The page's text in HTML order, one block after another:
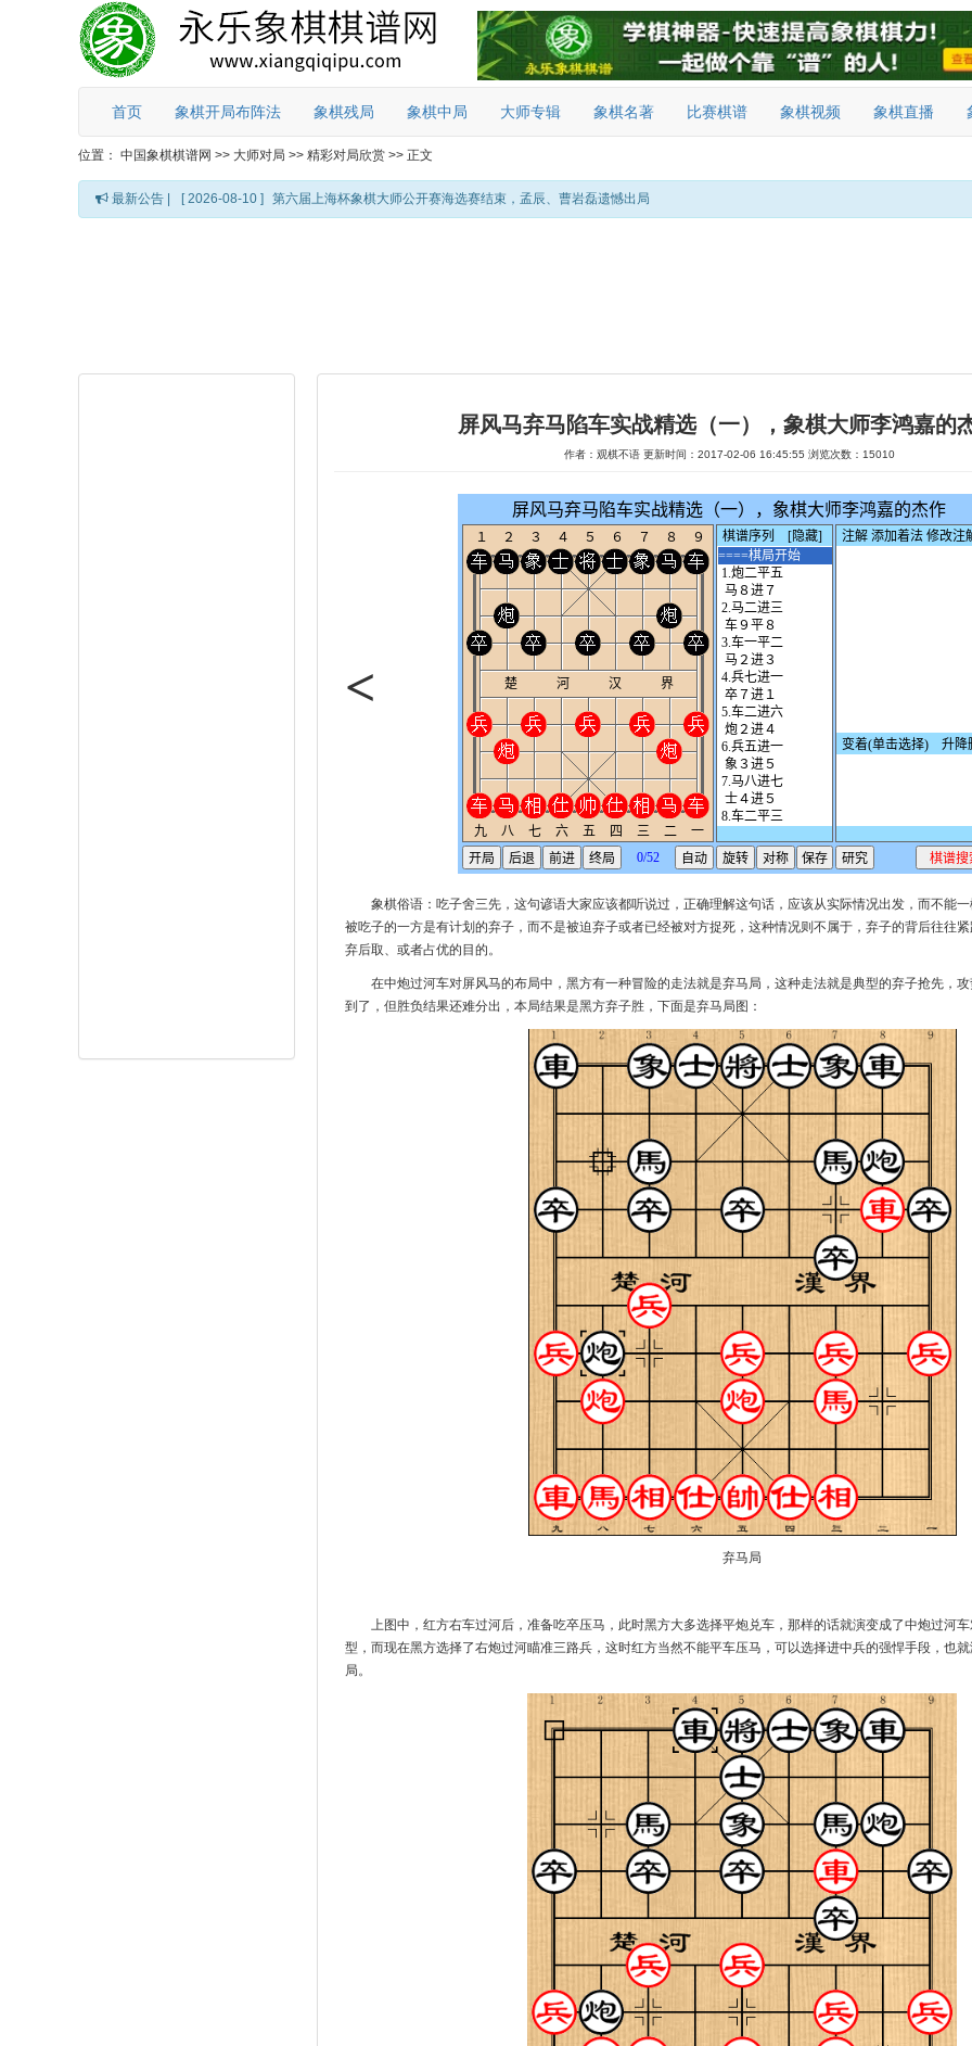
首页 象棋开局布阵法 象棋残局 象棋中局 大师专辑 象棋名著 比赛棋谱 象棋视频 象棋直播
位置： 中国象棋棋谱网 >> 大师对局 >> 精彩对局欣赏 >> 正文
最新公告 | [ 2026-08-10 ] 第六届上海杯象棋大师公开赛海选赛结束，孟辰、曹岩磊遗憾出局
屏风马弃马陷车实战精选（一），象棋大师李鸿嘉的
作者：观棋不语 更新时间：2017-02-06 16:45:55 浏览次数：15010
象棋俗语：吃子舍三先，这句谚语大家应该都听说过，正确理解这句话，应该从实际情况出发，而不能一
被吃子的一方是有计划的弃子，而不是被迫弃子或者已经被对方捉死，这种情况则不属于，弃子的背后往往
弃后取、或者占优的目的。
在中炮过河车对屏风马的布局中，黑方有一种冒险的走法就是弃马局，这种走法就是典型的弃子抢先，
到了，但胜负结果还难分出，本局结果是黑方弃子胜，下面是弃马局图：
弃马局
上图中，红方右车过河后，准备吃卒压马，此时黑方大多选择平炮兑车，那样的话就演变成了中炮过河
型，而现在黑方选择了右炮过河瞄准三路兵，这时红方当然不能平车压马，可以选择进中兵的强悍手段，也
局。
<